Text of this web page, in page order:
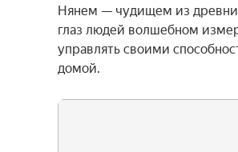
Нянем — чудищем из
глаз людей волшебном
управлять своими
домой.